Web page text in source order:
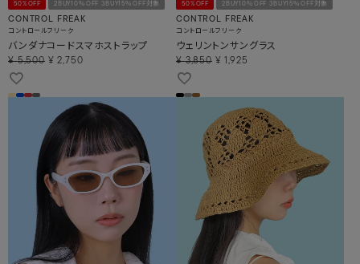
50%OFF 2BUY10％OFF 3BUY15％OFF対象
CONTROL FREAK
コントロールフリーク
バンダナコードスマホストラップ
¥ 5,500 ¥ 2,750
50%OFF 2BUY10％OFF 3BUY15％OFF対象
CONTROL FREAK
コントロールフリーク
ウェリントンサングラス
¥ 3,850 ¥ 1,925